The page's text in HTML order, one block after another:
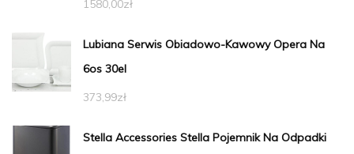
1580,00zł
Lubiana Serwis Obiadowo-Kawowy Opera Na
6os 30el
373,99zł
Stella Accessories Stella Pojemnik Na Odpadki